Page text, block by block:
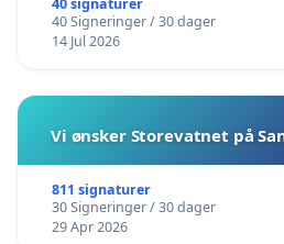
40 signaturer
40 Signeringer / 30 dager
14 Jul 2026
Vi ønsker Storevatnet på
811 signaturer
30 Signeringer / 30 dager
29 Apr 2026